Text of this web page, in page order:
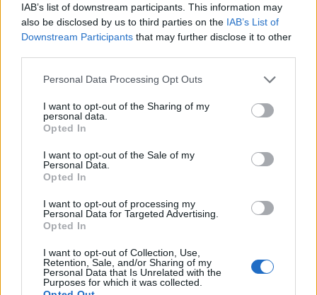
IAB’s list of downstream participants. This information may
also be disclosed by us to third parties on the IAB’s List of
Downstream Participants that may further disclose it to other
Please note that this website/app uses one or more Google
not limited to your visit or usage behaviour. You may click to
grant or deny consent to Google and its third-party tags to
use your data for below specified purposes in below Google
consent section.
Personal Data Processing Opt Outs
I want to opt-out of the Sharing of my
personal data.
Opted In
I want to opt-out of the Sale of my
Personal Data.
Opted In
I want to opt-out of processing my
Personal Data for Targeted Advertising.
Opted In
I want to opt-out of Collection, Use,
Retention, Sale, and/or Sharing of my
Personal Data that Is Unrelated with the
Purposes for which it was collected.
Flash.gr/Γιάννης Κέμμος
ώρες το 24ωρο, κάτι που σήμαινε πως ο κ.
Καραμαλάκης και οι συνάδελφοί του δούλευαν
«Χριστούγεννα, Πάσχα, όλες τις αργίες με
ζητούσαν να έρθουν να δουν πώς εργάζονται,
καθώς τους άρεσε το όχημα, «το τρόλεϊ, οι οθόνες,
ο κόσμος».